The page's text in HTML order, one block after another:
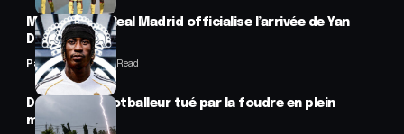
Mercato : Le Real Madrid officialise l’arrivée de Yan
Diomandé
Panafrofoot1 Min Read
Drame : un footballeur tué par la foudre en plein
match